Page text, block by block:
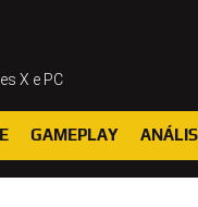
X e PC
GAMEPLAY